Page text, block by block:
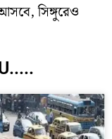
সিঙ্গুরেও